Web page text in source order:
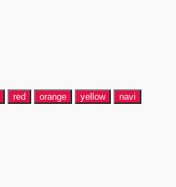
red orange yellow
navi